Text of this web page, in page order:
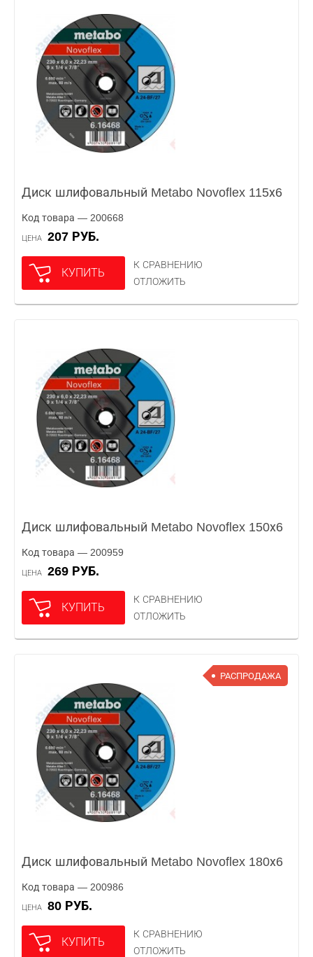
Диск шлифовальный Metabo Novoflex 115х6
Код товара — 200668
ЦЕНА 207 РУБ.
КУПИТЬ
К СРАВНЕНИЮ
ОТЛОЖИТЬ
Диск шлифовальный Metabo Novoflex 150х6
Код товара — 200959
ЦЕНА 269 РУБ.
КУПИТЬ
К СРАВНЕНИЮ
ОТЛОЖИТЬ
РАСПРОДАЖА
Диск шлифовальный Metabo Novoflex 180х6
Код товара — 200986
ЦЕНА 80 РУБ.
КУПИТЬ
К СРАВНЕНИЮ
ОТЛОЖИТЬ